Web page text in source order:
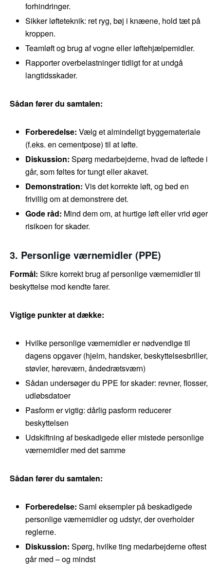
forhindringer.
Sikker løfteteknik: ret ryg, bøj i knæene, hold tæt på
kroppen.
Teamløft og brug af vogne eller løftehjælpemidler.
Rapporter overbelastninger tidligt for at undgå
langtidsskader.
Sådan fører du samtalen:
Forberedelse: Vælg et almindeligt byggemateriale
(f.eks. en cementpose) til at løfte.
Diskussion: Spørg medarbejderne, hvad de løftede i
går, som føltes for tungt eller akavet.
Demonstration: Vis det korrekte løft, og bed en
frivillig om at demonstrere det.
Gode råd: Mind dem om, at hurtige løft eller vrid øger
risikoen for skader.
3. Personlige værnemidler (PPE)
Formål: Sikre korrekt brug af personlige værnemidler til
beskyttelse mod kendte farer.
Vigtige punkter at dække:
Hvilke personlige værnemidler er nødvendige til
dagens opgaver (hjelm, handsker, beskyttelsesbriller,
støvler, høreværn, åndedrætsværn)
Sådan undersøger du PPE for skader: revner, flosser,
udløbsdatoer
Pasform er vigtig: dårlig pasform reducerer
beskyttelsen
Udskiftning af beskadigede eller mistede personlige
værnemidler med det samme
Sådan fører du samtalen:
Forberedelse: Saml eksempler på beskadigede
personlige værnemidler og udstyr, der overholder
reglerne.
Diskussion: Spørg, hvilke ting medarbejderne oftest
går med – og mindst